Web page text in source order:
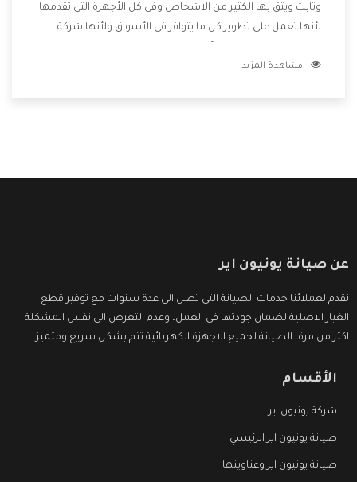
وثابت ويثق بها الكثير من الاشخاص وفى كل الأجهزة التى تقدمها
لأنها تعمل على تطوير كل ما يتوافر فى الأسواق ولأنها شركة
وتقدم للعملاء أقوى العروض والخصومات التى تسهل على
مشاهدة المزيد
عن صيانة يونيون اير
نقدم لعملائنا خدمات الصيانة التى تصل الى عدة سنوات مع توفير قطع
الغيار الاصلية لضمان جودتها فى العمل، وعدم التعرض الى نفس المشكلة
اكثر من مرة، الصيانة لجميع الاجهزة الكهربائية تتم بشكل سريع ومتميز.
الأقسام
شركة يونيون اير
صيانة يونيون اير الرئيسي
صيانة يونيون اير وعناوينها